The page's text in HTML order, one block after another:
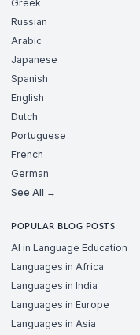
Greek
Russian
Arabic
Japanese
Spanish
English
Dutch
Portuguese
French
German
See All →
POPULAR BLOG POSTS
AI in Language Education
Languages in Africa
Languages in India
Languages in Europe
Languages in Asia